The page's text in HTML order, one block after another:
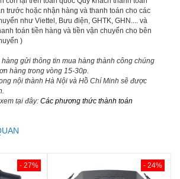
trước hoặc nhận hàng và thanh toán cho các
như Viettel, Bưu điện, GHTK, GHN.... và
toán tiền hàng và tiền vận chuyển cho bên
)
hàng gửi thông tin mua hàng thành công chúng
hàng trong vòng 15-30p.
nội thành Hà Nội và Hồ Chí Minh sẽ được
tại đây: Các phương thức thành toán
- 27% - 24%